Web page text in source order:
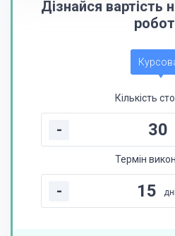
Дізнайся вартість
Кількість
-
Термін
-